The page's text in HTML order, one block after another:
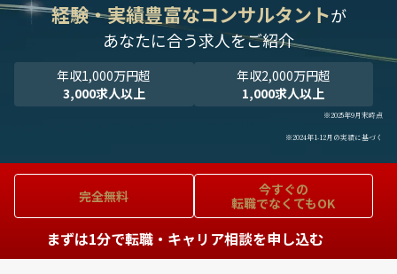
経験・実績豊富なコンサルタントが
あなたに合う求人をご紹介
年収1,000万円超
3,000求人以上
年収2,000万円超
1,000求人以上
※2025年9月末時点
※2024年1-12月の実績に基づく
完全無料
今すぐの
転職でなくてもOK
まずは1分で転職・キャリア相談を申し込む